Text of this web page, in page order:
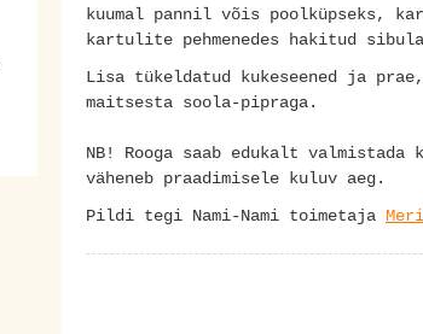
kuumal pannil võis poolküpseks,
kartulite pehmenedes hakitud
Lisa tükeldatud kukeseened ja
maitsesta soola-pipraga.
NB! Rooga saab edukalt
väheneb praadimisele kuluv aeg.
Pildi tegi Nami-Nami toimetaja